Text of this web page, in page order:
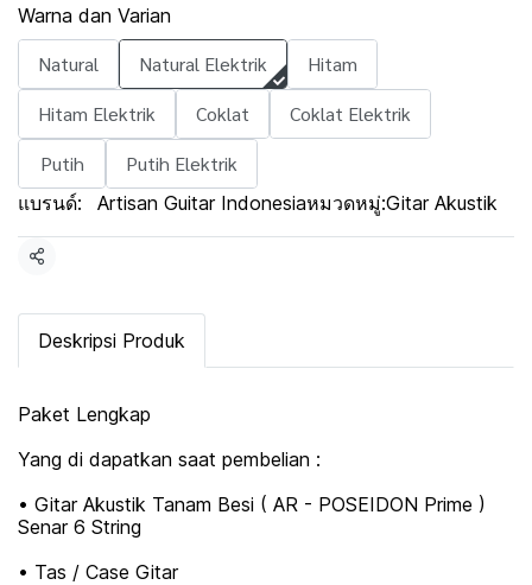
Warna dan Varian
Natural Natural Elektrik
Hitam
Hitam Elektrik
Coklat
Coklat Elektrik
Putih
Putih Elektrik
แบรนด์: Artisan Guitar Indonesiaหมวดหมู่:Gitar Akustik
แชร์
Deskripsi Produk
Paket Lengkap
Yang di dapatkan saat pembelian :
• Gitar Akustik Tanam Besi ( AR - POSEIDON Prime )
Senar 6 String
• Tas / Case Gitar